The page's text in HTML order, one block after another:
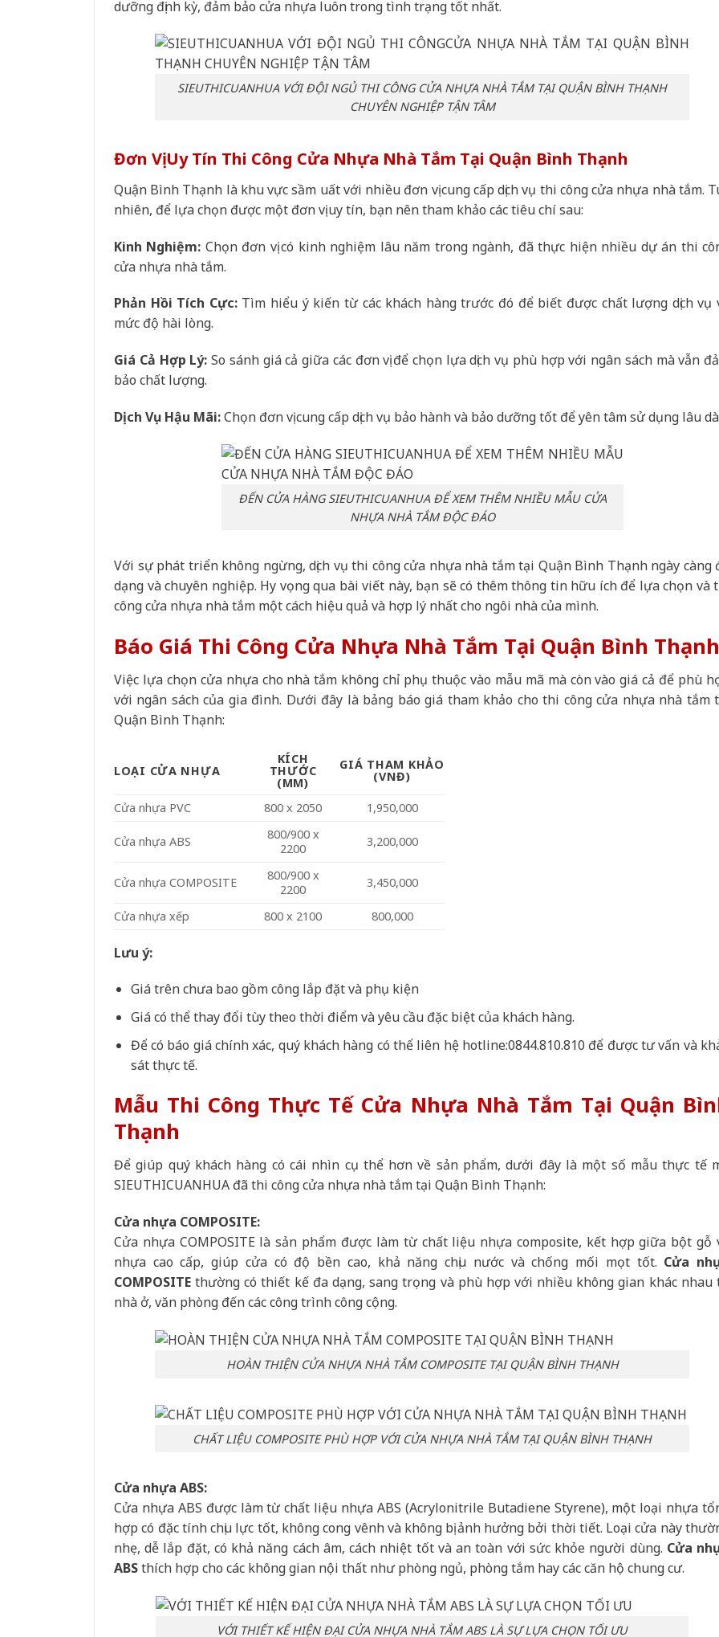
dưỡng định kỳ, đảm bảo cửa nhựa luôn trong tình trạng tốt nhất.
SIEUTHICUANHUA VỚI ĐỘI NGỦ THI CÔNG CỬA NHỰA NHÀ TẮM TẠI QUẬN BÌNH THẠNH
CHUYÊN NGHIỆP TẬN TÂM
Đơn Vị Uy Tín Thi Công Cửa Nhựa Nhà Tắm Tại Quận Bình Thạnh
Quận Bình Thạnh là khu vực sầm uất với nhiều đơn vị cung cấp dịch vụ thi công cửa nhựa nhà tắm.
nhiên, để lựa chọn được một đơn vị uy tín, bạn nên tham khảo các tiêu chí sau:
Kinh Nghiệm: Chọn đơn vị có kinh nghiệm lâu năm trong ngành, đã thực hiện nhiều dự án thi
cửa nhựa nhà tắm.
Phản Hồi Tích Cực:Tìm hiểu ý kiến từ các khách hàng trước đó để biết được chất lượng dịch vụ
mức độ hài lòng.
Giá Cả Hợp Lý: So sánh giá cả giữa các đơn vị để chọn lựa dịch vụ phù hợp với ngân sách mà vẫn
bảo chất lượng.
Dịch Vụ Hậu Mãi:Chọn đơn vị cung cấp dịch vụ bảo hành và bảo dưỡng tốt để yên tâm sử dụng lâu
ĐẾN CỬA HÀNG SIEUTHICUANHUA ĐỂ XEM THÊM NHIỀU MẪU CỬA
NHỰA NHÀ TẮM ĐỘC ĐÁO
Với sự phát triển không ngừng, dịch vụ thi công cửa nhựa nhà tắm tại Quận Bình Thạnh ngày càng
dạng và chuyên nghiệp. Hy vọng qua bài viết này, bạn sẽ có thêm thông tin hữu ích để lựa chọn và
công cửa nhựa nhà tắm một cách hiệu quả và hợp lý nhất cho ngôi nhà của mình.
Báo Giá Thi Công Cửa Nhựa Nhà Tắm Tại Quận Bình Thạnh
Việc lựa chọn cửa nhựa cho nhà tắm không chỉ phụ thuộc vào mẫu mã mà còn vào giá cả để phù
với ngân sách của gia đình. Dưới đây là bảng báo giá tham khảo cho thi công cửa nhựa nhà tắm
Quận Bình Thạnh:
LOẠI CỬA NHỰA
KÍCH
THƯỚC
(MM)
GIÁ THAM KHẢO
(VNĐ)
Cửa nhựa PVC 800 x 2050 1,950,000
Cửa nhựa ABS
800/900 x
2200
3,200,000
Cửa nhựa COMPOSITE
800/900 x
2200
3,450,000
Cửa nhựa xếp 800 x 2100 800,000
Lưu ý:
Giá trên chưa bao gồm công lắp đặt và phụ kiện
Giá có thể thay đổi tùy theo thời điểm và yêu cầu đặc biệt của khách hàng.
Để có báo giá chính xác, quý khách hàng có thể liên hệ hotline:0844.810.810 để được tư vấn và
sát thực tế.
Mẫu Thi Công Thực Tế Cửa Nhựa Nhà Tắm Tại Quận
Thạnh
Để giúp quý khách hàng có cái nhìn cụ thể hơn về sản phẩm, dưới đây là một số mẫu thực tế
SIEUTHICUANHUA đã thi công cửa nhựa nhà tắm tại Quận Bình Thạnh:
Cửa nhựa COMPOSITE:
Cửa nhựa COMPOSITE là sản phẩm được làm từ chất liệu nhựa composite, kết hợp giữa bột gỗ
nhựa cao cấp, giúp cửa có độ bền cao, khả năng chịu nước và chống mối mọt tốt. Cửa
COMPOSITE thường có thiết kế đa dạng, sang trọng và phù hợp với nhiều không gian khác nhau
nhà ở, văn phòng đến các công trình công cộng.
HOÀN THIỆN CỬA NHỰA NHÀ TẮM COMPOSITE TẠI QUẬN BÌNH THẠNH
CHẤT LIỆU COMPOSITE PHÙ HỢP VỚI CỬA NHỰA NHÀ TẮM TẠI QUẬN BÌNH THẠNH
Cửa nhựa ABS:
Cửa nhựa ABS được làm từ chất liệu nhựa ABS (Acrylonitrile Butadiene Styrene), một loại nhựa
hợp có đặc tính chịu lực tốt, không cong vênh và không bị ảnh hưởng bởi thời tiết. Loại cửa này
nhẹ, dễ lắp đặt, có khả năng cách âm, cách nhiệt tốt và an toàn với sức khỏe người dùng. Cửa
ABSthích hợp cho các không gian nội thất như phòng ngủ, phòng tắm hay các căn hộ chung cư.
VỚI THIẾT KẾ HIỆN ĐẠI CỬA NHỰA NHÀ TẮM ABS LÀ SỰ LỰA CHỌN TỐI ƯU